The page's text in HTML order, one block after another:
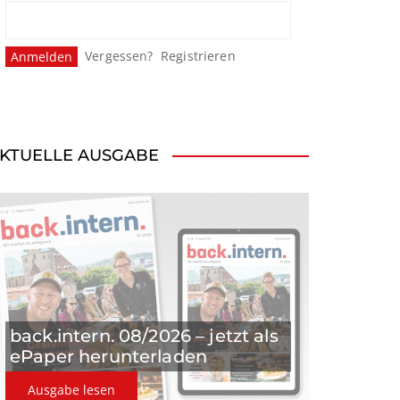
Vergessen? Registrieren
AUSGABE
back.intern. 08/2026 – jetzt als
ePaper herunterladen
Ausgabe lesen